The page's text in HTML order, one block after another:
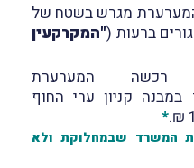
רכשה המערערת מגרש בשטח של
"המקרקעין
ביום 16.10.2017 רכשה המערערת
156 מ"ר במבנה קניון ערי החוף
*
המשרד שבמחלוקת ולא